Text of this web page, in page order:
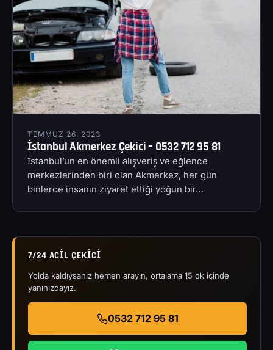
TEMMUZ 26, 2023
İstanbul Akmerkez Çekici – 0532 712 95 81
İstanbul’un en önemli alışveriş ve eğlence
merkezlerinden biri olan Akmerkez, her gün
binlerce insanın ziyaret ettiği yoğun bir…
7/24 ACIL ÇEKICI
Yolda kaldıysanız hemen arayın, ortalama 15 dk içinde
yanınızdayız.
0532 712 95 81